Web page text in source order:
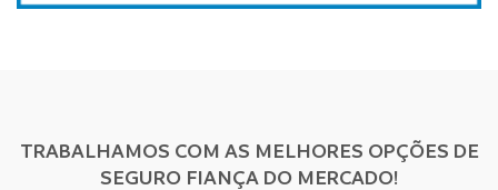
TRABALHAMOS COM AS MELHORES OPÇÕES DE
SEGURO FIANÇA DO MERCADO!